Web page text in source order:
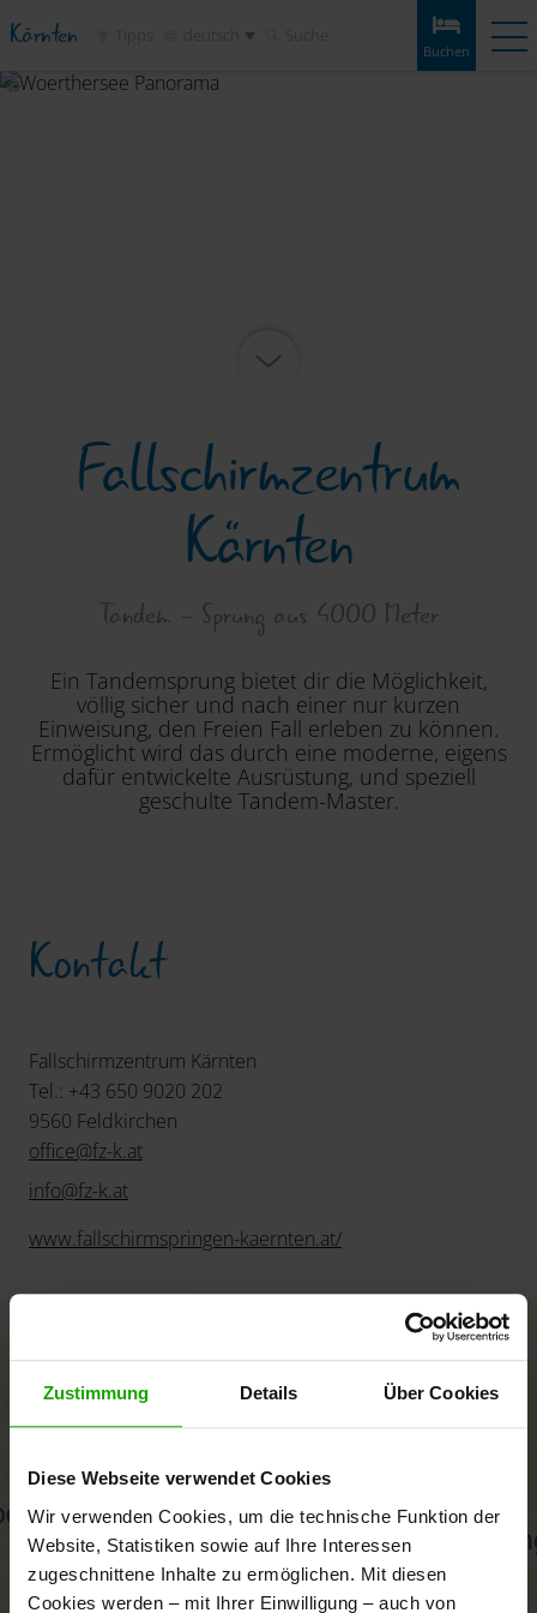
Zustimmung Details Über Cookies
Diese Webseite verwendet Cookies
Wir verwenden Cookies, um die technische Funktion der
Website, Statistiken sowie auf Ihre Interessen
zugeschnittene Inhalte zu ermöglichen. Mit diesen
Cookies werden – mit Ihrer Einwilligung – auch von
Kärnten Buchen
Fallschirmzentrum
Kärnten
Tandem - Sprung aus 4000 Meter
Ein Tandemsprung bietet dir die Möglichkeit,
völlig sicher und nach einer nur kurzen
Einweisung, den Freien Fall erleben zu können.
Ermöglicht wird das durch eine moderne, eigens
dafür entwickelte Ausrüstung, und speziell
geschulte Tandem-Master.
Kontakt
Fallschirmzentrum Kärnten
Tel.: +43 650 9020 202
9560 Feldkirchen
office@fz-k.at
info@fz-k.at
www.fallschirmspringen-kaernten.at/
−